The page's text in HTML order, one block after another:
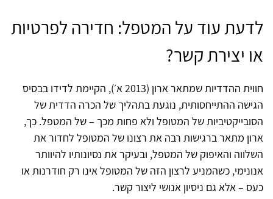
לדעת עוד על המטפל: חדירה לפרטיות
או יצירת קשר?
חווית ההדדיות שמתאר ארון (2013 א׳), הקיימת לדידו בבסיס
הגישה ההתייחסותית, נוגעת בתהליך של הכרה הדדית של
הסובייקטיביות של המטופל ולא פחות מכך – של המטפל. כך,
ארון מתאר ברגישות רבה את רצונו של המטופל לחדור את
השלווה והאיפוק של המטפל, ובעיקר את נסיונותיו להיוותר
אנונימי, כשהמניע לרצון הזה של המטופל אינו רק חודרנות או
כעס – אלא גם ניסיון אנושי ליצור קשר.